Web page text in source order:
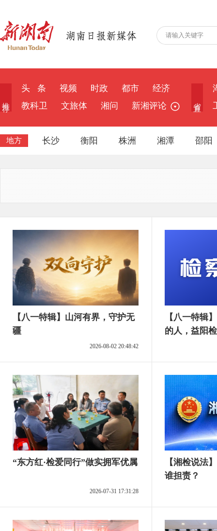
头 条 视频 时政 都市
经济
教科卫
文旅体 湘问 新湘评论
地方 长沙 衡阳 株洲 湘潭 邵阳
【八一特辑】山河有界，守护无
疆
2026-08-02 20:48:42
【八一特辑
的人，益阳
“东方红·检爱同行”做实拥军优属
2026-07-31 17:31:28
【湘检说法
谁担责？